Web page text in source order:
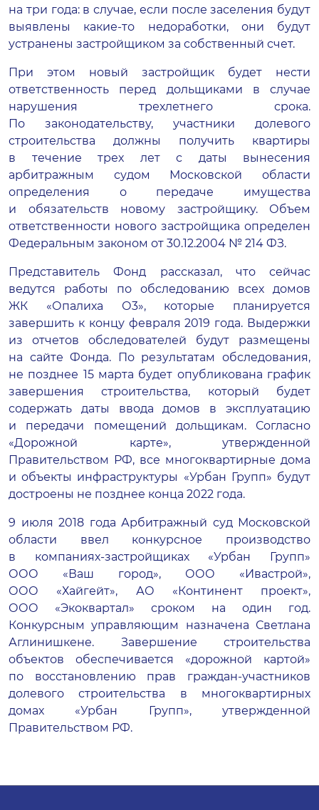
на три года: в случае, если после заселения будут
выявлены какие-то недоработки, они будут
устранены застройщиком за собственный счет.
При этом новый застройщик будет нести
ответственность перед дольщиками в случае
нарушения трехлетнего срока.
По законодательству, участники долевого
строительства должны получить квартиры
в течение трех лет с даты вынесения
арбитражным судом Московской области
определения о передаче имущества
и обязательств новому застройщику. Объем
ответственности нового застройщика определен
Федеральным законом от 30.12.2004 № 214 ФЗ.
Представитель Фонд рассказал, что сейчас
ведутся работы по обследованию всех домов
ЖК «Опалиха О3», которые планируется
завершить к концу февраля 2019 года. Выдержки
из отчетов обследователей будут размещены
на сайте Фонда. По результатам обследования,
не позднее 15 марта будет опубликована график
завершения строительства, который будет
содержать даты ввода домов в эксплуатацию
и передачи помещений дольщикам. Согласно
«Дорожной карте», утвержденной
Правительством РФ, все многоквартирные дома
и объекты инфраструктуры «Урбан Групп» будут
достроены не позднее конца 2022 года.
9 июля 2018 года Арбитражный суд Московской
области ввел конкурсное производство
в компаниях-застройщиках«Урбан Групп»
ООО «Ваш город», ООО «Ивастрой»,
ООО «Хайгейт», АО «Континент проект»,
ООО «Экоквартал» сроком на один год.
Конкурсным управляющим назначена Светлана
Аглинишкене. Завершение строительства
объектов обеспечивается «дорожной картой»
по восстановлению прав граждан-участников
долевого строительства в многоквартирных
домах «Урбан Групп», утвержденной
Правительством РФ.